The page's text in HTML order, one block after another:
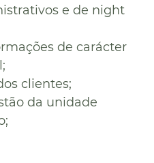
e de night
de carácter
clientes;
da unidade